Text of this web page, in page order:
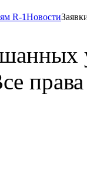
R-1Новости